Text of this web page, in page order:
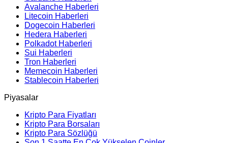
Avalanche Haberleri
Litecoin Haberleri
Dogecoin Haberleri
Hedera Haberleri
Polkadot Haberleri
Sui Haberleri
Tron Haberleri
Memecoin Haberleri
Stablecoin Haberleri
Piyasalar
Kripto Para Fiyatları
Kripto Para Borsaları
Kripto Para Sözlüğü